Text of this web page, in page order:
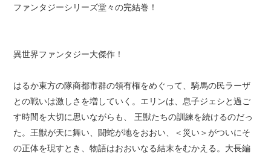
ファンタジーシリーズ堂々の完結巻！
異世界ファンタジー大傑作！
はるか東方の隊商都市群の領有権をめぐって、騎馬の民ラーザ
との戦いは激しさを増していく。エリンは、息子ジェシと過ご
す時間を大切に思いながらも、 王獣たちの訓練を続けるのだっ
た。王獣が天に舞い、闘蛇が地をおおい、＜災い＞がついにそ
の正体を現すとき、物語はおおいなる結末をむかえる。大長編